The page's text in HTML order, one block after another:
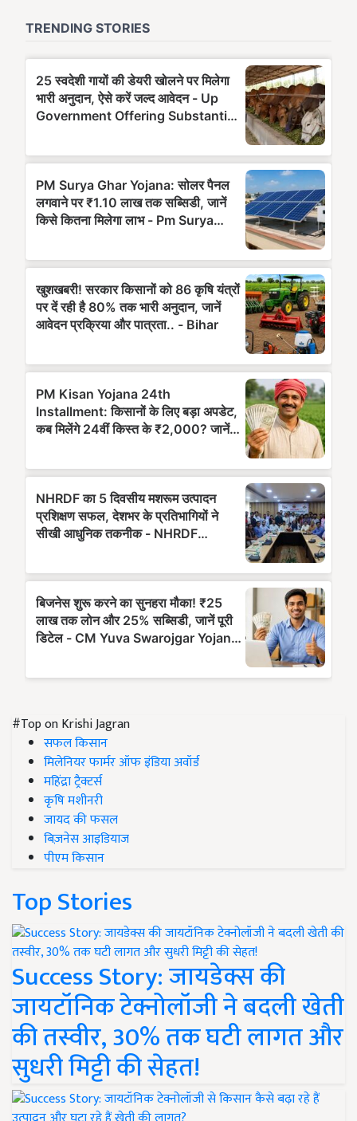
#Top on Krishi Jagran
सफल किसान
मिलेनियर फार्मर ऑफ इंडिया अवॉर्ड
महिंद्रा ट्रैक्टर्स
कृषि मशीनरी
जायद की फसल
बिज़नेस आइडियाज
पीएम किसान
Top Stories
Success Story: जायडेक्स की
जायटॉनिक टेक्नोलॉजी ने बदली खेती
की तस्वीर, 30% तक घटी लागत और
सुधरी मिट्टी की सेहत!